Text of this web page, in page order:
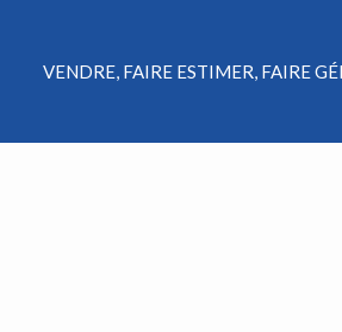
VENDRE, FAIRE ESTIMER, FAIRE